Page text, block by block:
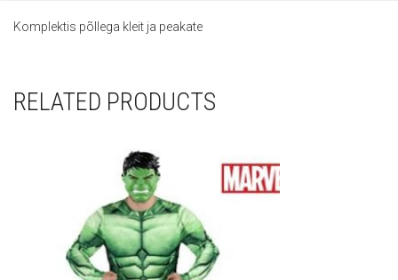
Komplektis põllega kleit ja peakate
RELATED PRODUCTS